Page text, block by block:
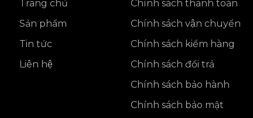
Trang chủ
Sản phẩm
Tin tức
Liên hệ
Chính sách thanh toán
Chính sách vận chuyển
Chính sách kiểm hàng
Chính sách đổi trả
Chính sách bảo hành
Chính sách bảo mật